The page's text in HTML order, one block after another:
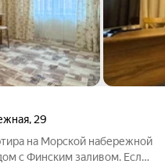
, 29
на Морской набережной
с Финским заливом. Если